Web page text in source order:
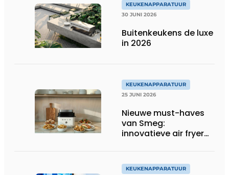
KEUKENAPPARATUUR
30 JUNI 2026
Buitenkeukens de luxe
in 2026
KEUKENAPPARATUUR
25 JUNI 2026
Nieuwe must-haves
van Smeg:
innovatieve air fryer
KEUKENAPPARATUUR